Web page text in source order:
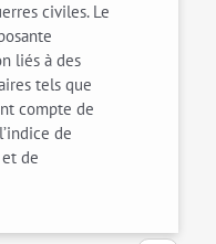
civiles. Le
liés à des
tels que
compte de
de
de